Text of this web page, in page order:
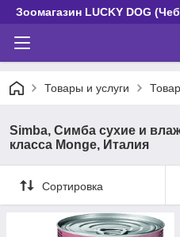
Зоомагазин LUCKY DOG
Товары и услуги
Simba, Симба сухие и
класса Monge, Италия
Сортировка